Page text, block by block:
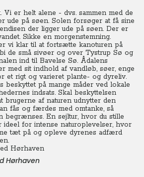
Vi er helt alene - dvs. sammen med de
ude på søen. Solen forsøger at få sine
der ligger ude på søen. Der er
Sikke en morgenstemning.
vi klar til at fortsætte kanoturen på
de små sivøer og over Tystrup Sø og
ind til Bavelse Sø. Ådalens
med sit indhold af vandløb, søer, enge
et rigt og varieret plante- og dyreliv.
beskyttet på mange måder ved lokale
indsats. Skal beskyttelsen
brugerne af naturen udnytter den
fås og færdes med omtanke, så
begrænses. En sejltur, hvor du stille
ideel for intense naturoplevelser, hvor
tæt på og opleve dyrenes adfærd
Hørhaven